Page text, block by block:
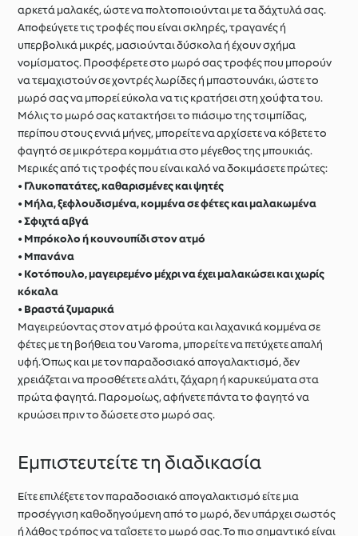
αρκετά μαλακές, ώστε να πολτοποιούνται με τα δάχτυλά σας.
Αποφεύγετε τις τροφές που είναι σκληρές, τραγανές ή
υπερβολικά μικρές, μασιούνται δύσκολα ή έχουν σχήμα
νομίσματος. Προσφέρετε στο μωρό σας τροφές που μπορούν
να τεμαχιστούν σε χοντρές λωρίδες ή μπαστουνάκι, ώστε το
μωρό σας να μπορεί εύκολα να τις κρατήσει στη χούφτα του.
Μόλις το μωρό σας κατακτήσει το πιάσιμο της τσιμπίδας,
περίπου στους εννιά μήνες, μπορείτε να αρχίσετε να κόβετε το
φαγητό σε μικρότερα κομμάτια στο μέγεθος της μπουκιάς.
Μερικές από τις τροφές που είναι καλό να δοκιμάσετε πρώτες:
• Γλυκοπατάτες, καθαρισμένες και ψητές
• Μήλα, ξεφλουδισμένα, κομμένα σε φέτες και μαλακωμένα
•Σφιχτά αβγά
• Μπρόκολο ή κουνουπίδι στον ατμό
• Μπανάνα
• Κοτόπουλο, μαγειρεμένο μέχρι να έχει μαλακώσει και χωρίς
κόκαλα
• Βραστά ζυμαρικά
Μαγειρεύοντας στον ατμό φρούτα και λαχανικά κομμένα σε
φέτες με τη βοήθεια του Varoma, μπορείτε να πετύχετε απαλή
υφή. Όπως και με τον παραδοσιακό απογαλακτισμό, δεν
χρειάζεται να προσθέτετε αλάτι, ζάχαρη ή καρυκεύματα στα
πρώτα φαγητά. Παρομοίως, αφήνετε πάντα το φαγητό να
κρυώσει πριν το δώσετε στο μωρό σας.
Εμπιστευτείτε τη διαδικασία
Είτε επιλέξετε τον παραδοσιακό απογαλακτισμό είτε μια
προσέγγιση καθοδηγούμενη από το μωρό, δεν υπάρχει σωστός
ή λάθος τρόπος να ταΐσετε το μωρό σας. Το πιο σημαντικό είναι